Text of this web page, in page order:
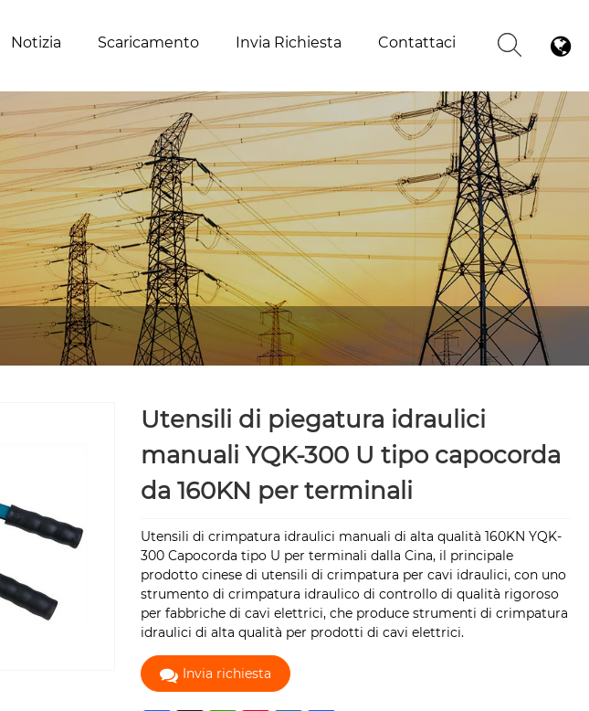
Notizia Scaricamento Invia Richiesta Contattaci
Utensili di piegatura idraulici
manuali YQK-300 U tipo capocorda
da 160KN per terminali
Utensili di crimpatura idraulici manuali di alta qualità 160KN YQK-
300 Capocorda tipo U per terminali dalla Cina, il principale
prodotto cinese di utensili di crimpatura per cavi idraulici, con uno
strumento di crimpatura idraulico di controllo di qualità rigoroso
per fabbriche di cavi elettrici, che produce strumenti di crimpatura
idraulici di alta qualità per prodotti di cavi elettrici.
Invia richiesta